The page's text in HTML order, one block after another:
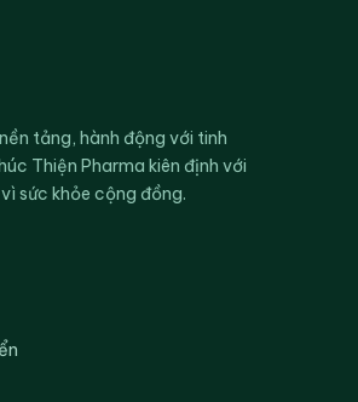
tảng, hành động với tinh
Thiện Pharma kiên định với
sức khỏe cộng đồng.